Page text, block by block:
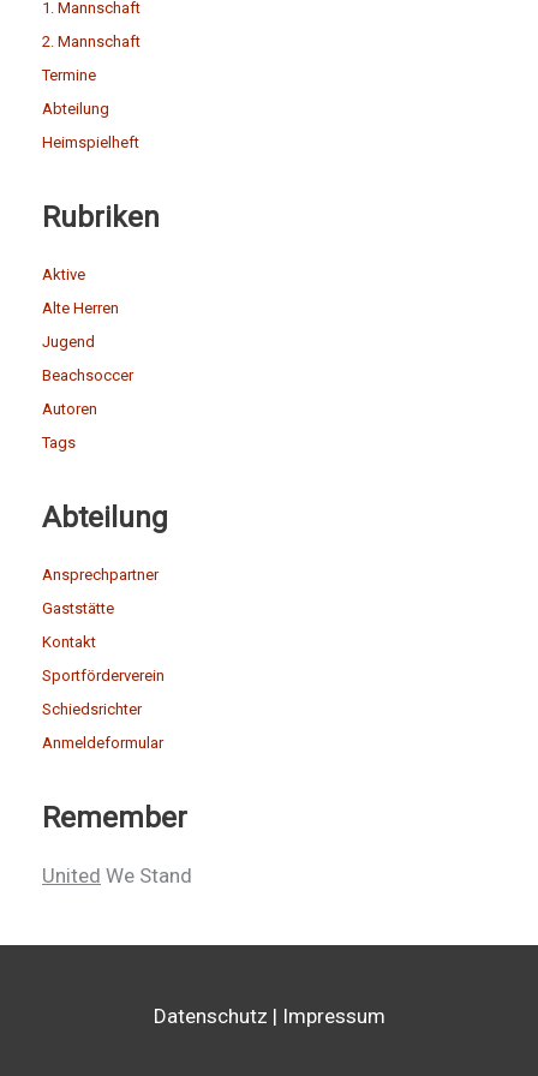
1. Mannschaft
2. Mannschaft
Termine
Abteilung
Heimspielheft
Rubriken
Aktive
Alte Herren
Jugend
Beachsoccer
Autoren
Tags
Abteilung
Ansprechpartner
Gaststätte
Kontakt
Sportförderverein
Schiedsrichter
Anmeldeformular
Remember
United We Stand
Datenschutz | Impressum